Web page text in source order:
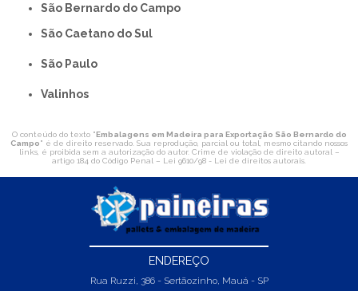
São Bernardo do Campo
São Caetano do Sul
São Paulo
Valinhos
O conteúdo do texto " Embalagens em Madeira para Exportação São Bernardo do
Campo" é de direito reservado. Sua reprodução, parcial ou total, mesmo citando nossos
links, é proibida sem a autorização do autor. Crime de violação de direito autoral –
artigo 184 do Código Penal – Lei 9610/98 - Lei de direitos autorais.
ENDEREÇO
Rua Ruzzi, 386 - Sertãozinho, Mauá - SP